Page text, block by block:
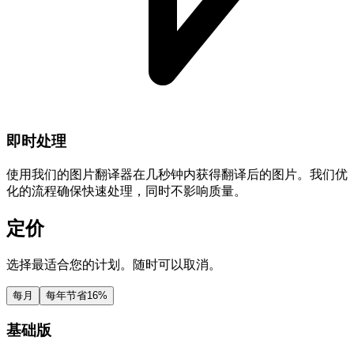
即时处理
使用我们的图片翻译器在几秒钟内获得翻译后的图片。我们优
化的流程确保快速处理，同时不影响质量。
定价
选择最适合您的计划。随时可以取消。
每月 每年节省16%
基础版